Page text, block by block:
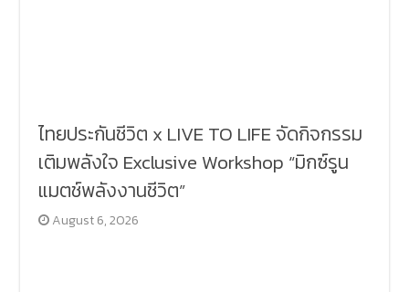
ไทยประกันชีวิต x LIVE TO LIFE จัดกิจกรรม
เติมพลังใจ Exclusive Workshop “มิกซ์รูน
แมตช์พลังงานชีวิต”
August 6, 2026